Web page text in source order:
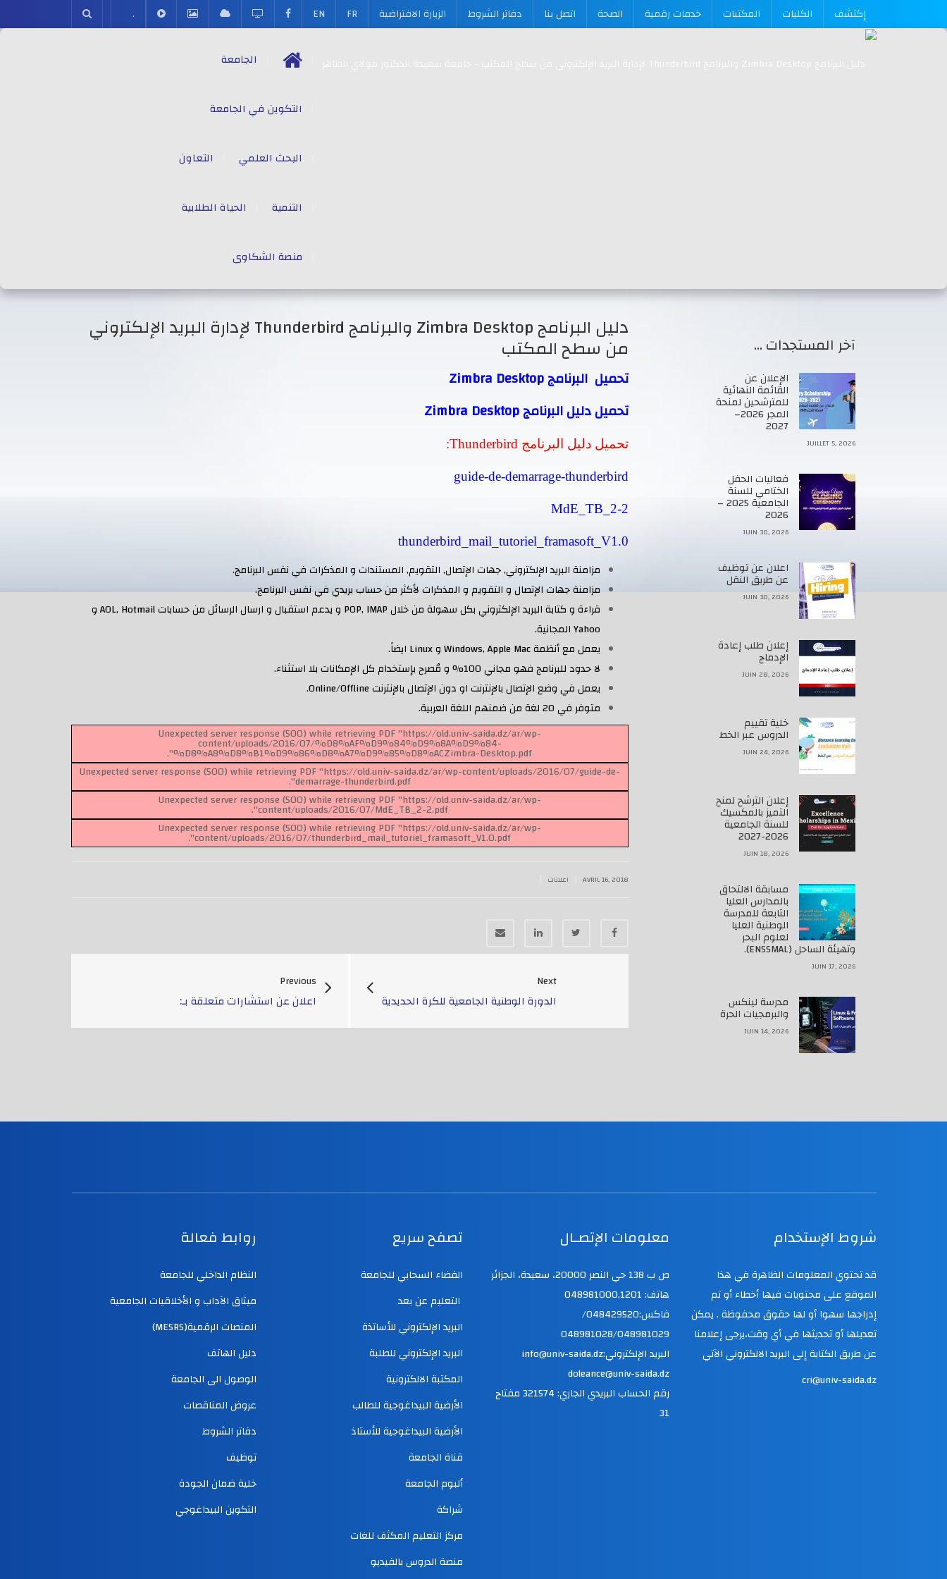
إكتشف الكليات المكتبات خدمات رقمية الصحة اتصل بنا دفاتر الشروط الزيارة الافتراضية FR
EN
.
الجامعة
التكوين في الجامعة
البحث العلمي التعاون
التنمية الحياة الطلابية
منصة الشكاوى
دليل البرنامج Zimbra Desktop والبرنامج Thunderbird لإدارة البريد الإلكتروني
من سطح المكتب
تحميل البرنامج Zimbra Desktop
تحميل دليل البرنامج Zimbra Desktop
تحميل دليل البرنامج Thunderbird:
guide-de-demarrage-thunderbird
MdE_TB_2-2
thunderbird_mail_tutoriel_framasoft_V1.0
مزامنة البريد الإلكتروني, جهات الإتصال, التقويم, المستندات و المذكرات في نفس البرنامج.
مزامنة جهات الإتصال و التقويم و المذكرات لأكثر من حساب بريدي في نفس البرنامج.
قراءة و كتابة البريد الإلكتروني بكل سهولة من خلال POP, IMAP و يدعم استقبال و ارسال الرسائل من حسابات AOL, Hotmail و
Yahoo المجانية.
يعمل مع أنظمة Windows, Apple Mac و Linux ايضاً.
لا حدود للبرنامج فهو مجاني 100% و مُصرح بإستخدام كل الإمكانات بلا استثناء.
يعمل في وضع الإتصال بالإنترنت او دون الإتصال بالإنترنت Online/Offline.
متوفر في 20 لغة من ضمنهم اللغة العربية.
Unexpected server response (500) while retrieving PDF "https://old.univ-saida.dz/ar/wp-
content/uploads/2016/07/%D8%AF%D9%84%D9%8A%D9%84-
%D8%A8%D8%B1%D9%86%D8%A7%D9%85%D8%ACZimbra-Desktop.pdf".
Unexpected server response (500) while retrieving PDF "https://old.univ-saida.dz/ar/wp-content/uploads/2016/07/guide-de-
demarrage-thunderbird.pdf".
Unexpected server response (500) while retrieving PDF "https://old.univ-saida.dz/ar/wp-
content/uploads/2016/07/MdE_TB_2-2.pdf".
Unexpected server response (500) while retrieving PDF "https://old.univ-saida.dz/ar/wp-
content/uploads/2016/07/thunderbird_mail_tutoriel_framasoft_V1.0.pdf".
AVRIL 16, 2018 اعلانات
Previous
اعلان عن استشارات متعلقة بـ:
Next
الدورة الوطنية الجامعية للكرة الحديدية
آخر المستجدات …
الإعلان عن
القائمة النهائية
للمترشحين لمنحة
المجر 2026–
2027
JUILLET 5, 2026
فعاليات الحفل
الختامي للسنة
الجامعية 2025 –
2026
JUIN 30, 2026
اعلان عن توظيف
عن طريق النقل
JUIN 30, 2026
إعلان طلب إعادة
الإدماج
JUIN 28, 2026
خلية تقييم
الدروس عبر الخط
JUIN 24, 2026
إعلان الترشح لمنح
التميز بالمكسيك
للسنة الجامعية
2026-2027
JUIN 18, 2026
مسابقة الالتحاق
بالمدارس العليا
التابعة للمدرسة
الوطنية العليا
لعلوم البحر
وتهيئة الساحل (ENSSMAL).
JUIN 17, 2026
مدرسة لينكس
والبرمجيات الحرة
JUIN 14, 2026
روابط فعالة
النظام الداخلي للجامعة
ميثاق الآداب و الأخلاقيات الجامعية
المنصات الرقمية(MESRS)
دليل الهاتف
الوصول الى الجامعة
عروض المناقصات
دفاتر الشروط
توظيف
خلية ضمان الجودة
التكوين البيداغوجي
تصفح سريع
الفضاء السحابي للجامعة
التعليم عن بعد
البريد الإلكتروني للأساتذة
البريد الإلكتروني للطلبة
المكتبة الالكترونية
الأرضية البيداغوجية للطالب
الأرضية البيداغوجية للأستاذ
قناة الجامعة
ألبوم الجامعة
شراكة
مركز التعليم المكثف للغات
منصة الدروس بالفيديو
معلومات الإتصـال
ص ب 138 حي النصر 20000، سعيدة، الجزائر
هاتف: 048981000,1201
فاكس:048429520/
048981028/048981029
البريد الإلكتروني:info@univ-saida.dz
doleance@univ-saida.dz
رقم الحساب البريدي الجاري: 321574 مفتاح
31
شروط الإستخدام
قد تحتوي المعلومات الظاهرة في هذا
الموقع على محتويات فيها أخطاء أو تم
إدراجها سهوا أو لها حقوق محفوظة . يمكن
تعديلها أو تحديثها في أي وقت،يرجى إعلامنا
عن طريق الكتابة إلى البريد الالكتروني الآتي
cri@univ-saida.dz